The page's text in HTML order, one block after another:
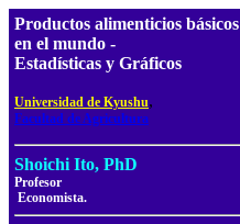
Productos alimenticios básicos
en el mundo -
Estadísticas y Gráficos
Universidad de Kyushu,
Facultad de Agricultura
Shoichi Ito, PhD
Profesor
Economista.